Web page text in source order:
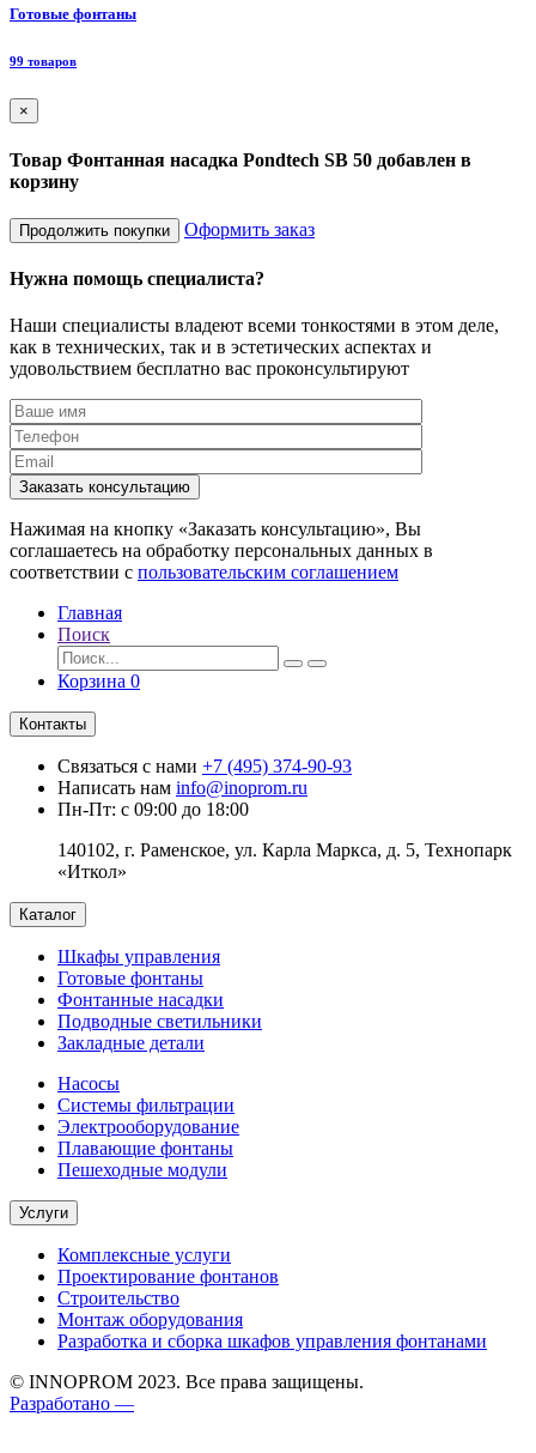
Готовые фонтаны
99 товаров
×
Товар Фонтанная насадка Pondtech SB 50 добавлен в
корзину
Продолжить покупки Оформить заказ
Нужна помощь специалиста?
Наши специалисты владеют всеми тонкостями в этом деле,
как в технических, так и в эстетических аспектах и
удовольствием бесплатно вас проконсультируют
Заказать консультацию
Нажимая на кнопку «Заказать консультацию», Вы
соглашаетесь на обработку персональных данных в
соответствии с пользовательским соглашением
Главная
Поиск
Корзина 0
Контакты
Связаться с нами +7 (495) 374-90-93
Написать нам info@inoprom.ru
Пн-Пт: с 09:00 до 18:00
140102, г. Раменское, ул. Карла Маркса, д. 5, Технопарк
«Иткол»
Каталог
Шкафы управления
Готовые фонтаны
Фонтанные насадки
Подводные светильники
Закладные детали
Насосы
Системы фильтрации
Электрооборудование
Плавающие фонтаны
Пешеходные модули
Услуги
Комплексные услуги
Проектирование фонтанов
Строительство
Монтаж оборудования
Разработка и сборка шкафов управления фонтанами
© INNOPROM 2023. Все права защищены.
Разработано —